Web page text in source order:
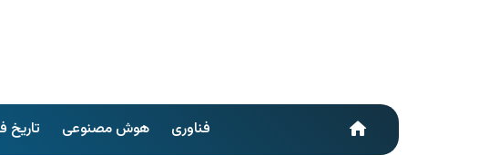
home فناوری هوش مصنوعی تاریخ